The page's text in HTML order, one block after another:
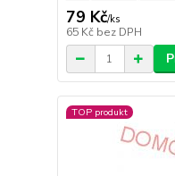
79 Kč/ks
65 Kč bez DPH
TOP produkt